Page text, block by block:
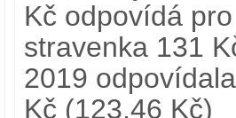
Kč odpovídá
stravenka 131
2019
Kč (123,46 Kč)